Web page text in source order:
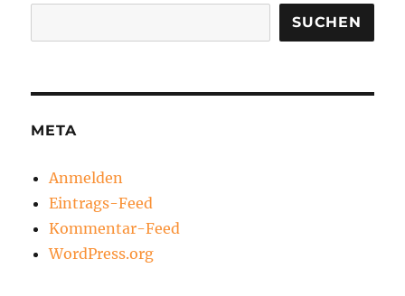
SUCHEN
META
Anmelden
Eintrags-Feed
Kommentar-Feed
WordPress.org